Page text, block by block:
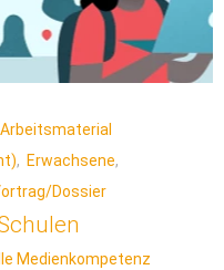
Arbeitsmaterial
, Erwachsene,
Dossier
Medienkompetenz